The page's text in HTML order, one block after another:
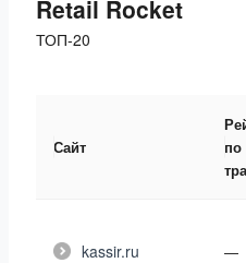
Retail Rocket
ТОП-20
Сайт
по
kassir.ru —